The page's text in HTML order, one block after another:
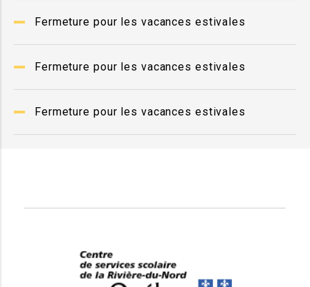
Fermeture pour les vacances estivales
Fermeture pour les vacances estivales
Fermeture pour les vacances estivales